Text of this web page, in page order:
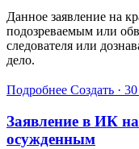
Данное заявление на
подозреваемым или
следователя или
дело.
Подробнее Создать ·
Заявление в ИК
осужденным